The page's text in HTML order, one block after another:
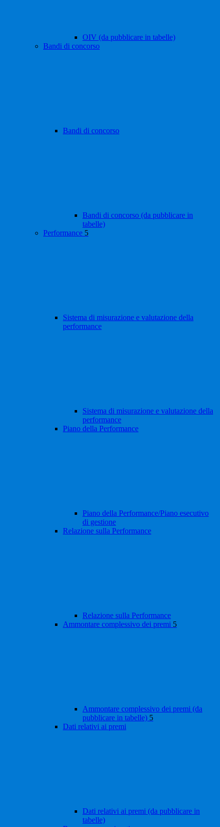
OIV (da pubblicare in tabelle)
Bandi di concorso
Bandi di concorso
Bandi di concorso (da pubblicare in
tabelle)
Performance 5
Sistema di misurazione e valutazione della
performance
Sistema di misurazione e valutazione della
performance
Piano della Performance
Piano della Performance/Piano esecutivo
di gestione
Relazione sulla Performance
Relazione sulla Performance
Ammontare complessivo dei premi 5
Ammontare complessivo dei premi (da
pubblicare in tabelle) 5
Dati relativi ai premi
Dati relativi ai premi (da pubblicare in
tabelle)